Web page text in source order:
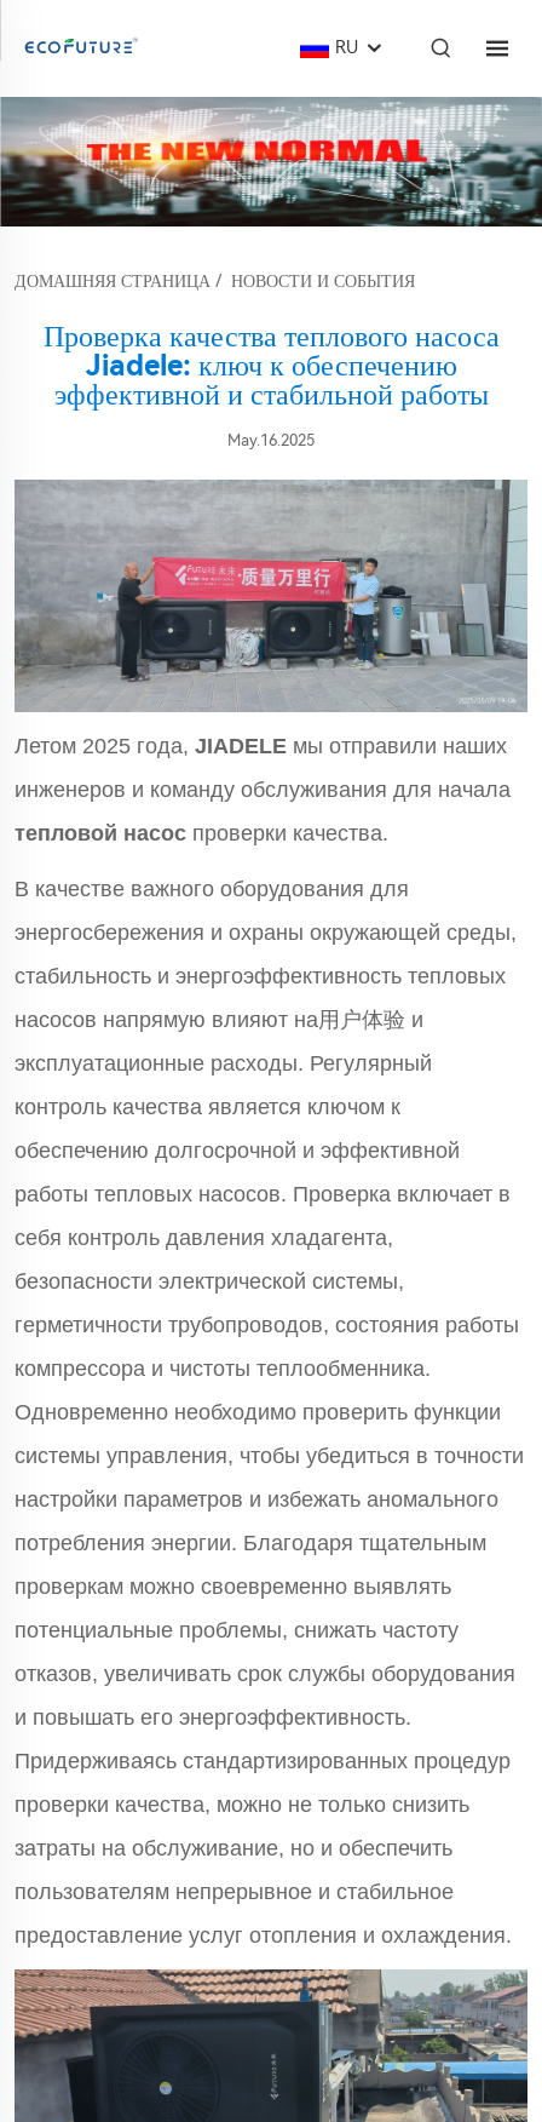
RU
ДОМАШНЯЯ СТРАНИЦА / НОВОСТИ И СОБЫТИЯ
Проверка качества теплового насоса
Jiadele: ключ к обеспечению
эффективной и стабильной работы
May.16.2025
Летом 2025 года, JIADELE мы отправили наших
инженеров и команду обслуживания для начала
тепловой насос проверки качества.
В качестве важного оборудования для
энергосбережения и охраны окружающей среды,
стабильность и энергоэффективность тепловых
насосов напрямую влияют на用户体验 и
эксплуатационные расходы. Регулярный
контроль качества является ключом к
обеспечению долгосрочной и эффективной
работы тепловых насосов. Проверка включает в
себя контроль давления хладагента,
безопасности электрической системы,
герметичности трубопроводов, состояния работы
компрессора и чистоты теплообменника.
Одновременно необходимо проверить функции
системы управления, чтобы убедиться в точности
настройки параметров и избежать аномального
потребления энергии. Благодаря тщательным
проверкам можно своевременно выявлять
потенциальные проблемы, снижать частоту
отказов, увеличивать срок службы оборудования
и повышать его энергоэффективность.
Придерживаясь стандартизированных процедур
проверки качества, можно не только снизить
затраты на обслуживание, но и обеспечить
пользователям непрерывное и стабильное
предоставление услуг отопления и охлаждения.